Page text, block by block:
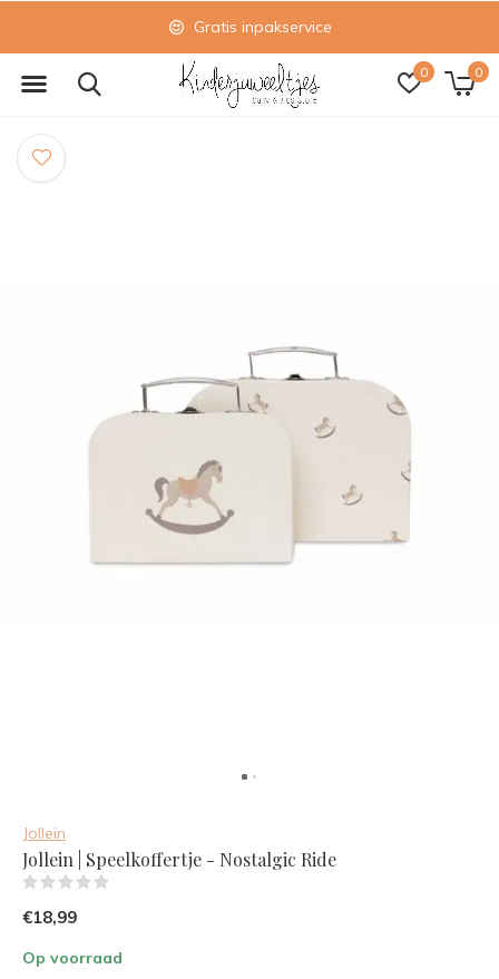
0 0
Gratis inpakservice
Jollein
Jollein | Speelkoffertje - Nostalgic Ride
€18,99
Op voorraad